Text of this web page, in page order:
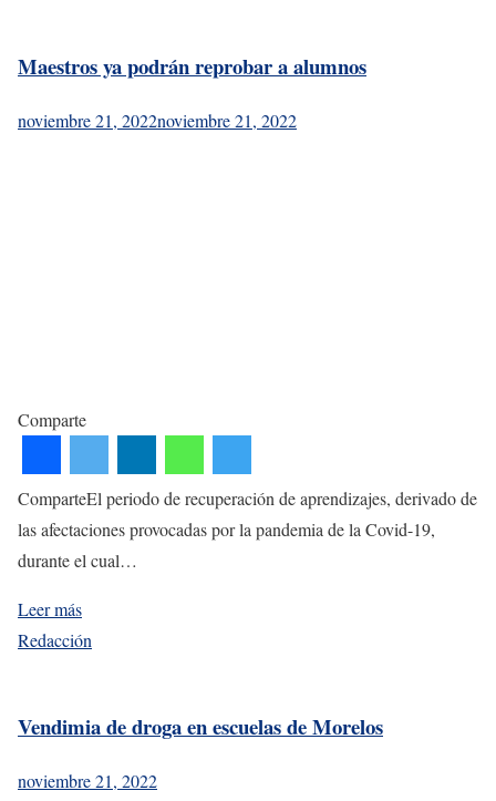
Maestros ya podrán reprobar a alumnos
noviembre 21, 2022noviembre 21, 2022
Comparte
ComparteEl periodo de recuperación de aprendizajes, derivado de
las afectaciones provocadas por la pandemia de la Covid-19,
durante el cual…
Leer más
Redacción
Vendimia de droga en escuelas de Morelos
noviembre 21, 2022